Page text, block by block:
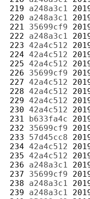
219 a248a3c1
220 a248a3c1
221 35699cf9
222 a248a3c1
223 42a4c512
224 42a4c512
225 42a4c512
226 35699cf9
227 42a4c512
228 42a4c512
229 42a4c512
230 42a4c512
231 b633fa4c
232 35699cf9
233 57d45cc8
234 42a4c512
235 42a4c512
236 a248a3c1
237 35699cf9
238 a248a3c1
239 a248a3c1